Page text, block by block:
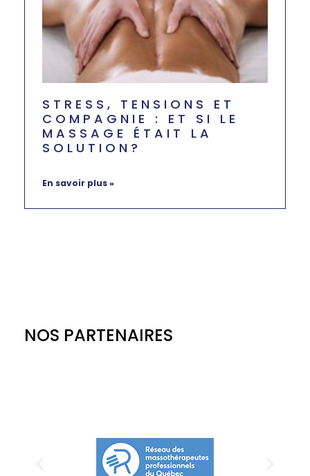
STRESS, TENSIONS ET
COMPAGNIE : ET SI LE
MASSAGE ÉTAIT LA
SOLUTION?
En savoir plus »
NOS PARTENAIRES